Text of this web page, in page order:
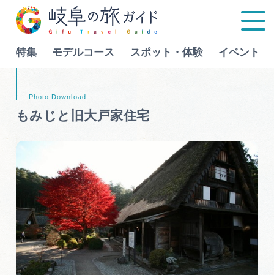
特集 モデルコース スポット・体験 イベント
モデルコース
スポット・体験
イベント
グルメ
Language
行きたいリストを見る
もみじと旧大戸家住宅